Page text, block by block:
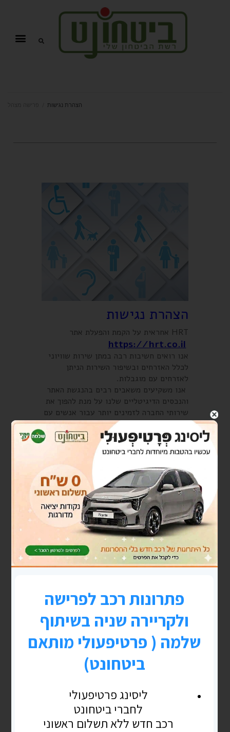
הצהרת נגישות